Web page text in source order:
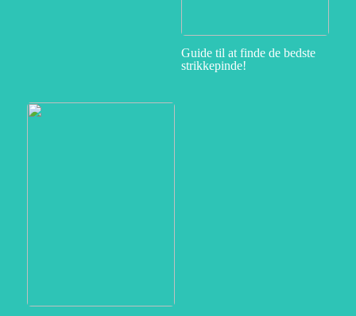
Guide til at finde de bedste
strikkepinde!